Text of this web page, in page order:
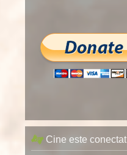
Cine este conectat